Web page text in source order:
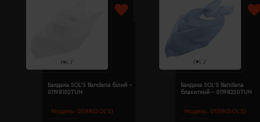
Модель: 01198(SOL’S)
Бандана SOL'S Bandana білий -
01198102TUN
Модель: 01198(SOL’S)
Бандана SOL'S Bandana
блакитний - 01198220TUN